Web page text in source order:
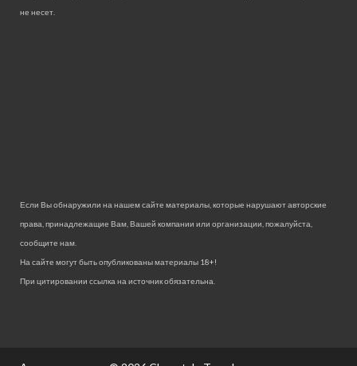
не несет.
Если Вы обнаружили на нашем сайте материалы, которые нарушают авторские
права, принадлежащие Вам, Вашей компании или организации, пожалуйста,
сообщите нам.
На сайте могут быть опубликованы материалы 18+!
При цитировании ссылка на источник обязательна.